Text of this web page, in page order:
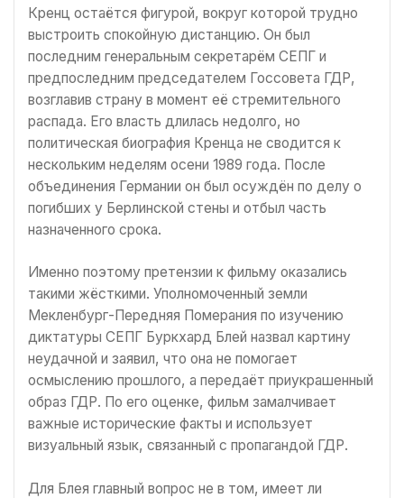
Кренц остаётся фигурой, вокруг которой трудно
выстроить спокойную дистанцию. Он был
последним генеральным секретарём СЕПГ и
предпоследним председателем Госсовета ГДР,
возглавив страну в момент её стремительного
распада. Его власть длилась недолго, но
политическая биография Кренца не сводится к
нескольким неделям осени 1989 года. После
объединения Германии он был осуждён по делу о
погибших у Берлинской стены и отбыл часть
назначенного срока.
Именно поэтому претензии к фильму оказались
такими жёсткими. Уполномоченный земли
Мекленбург-Передняя Померания по изучению
диктатуры СЕПГ Буркхард Блей назвал картину
неудачной и заявил, что она не помогает
осмыслению прошлого, а передаёт приукрашенный
образ ГДР. По его оценке, фильм замалчивает
важные исторические факты и использует
визуальный язык, связанный с пропагандой ГДР.
Для Блея главный вопрос не в том, имеет ли